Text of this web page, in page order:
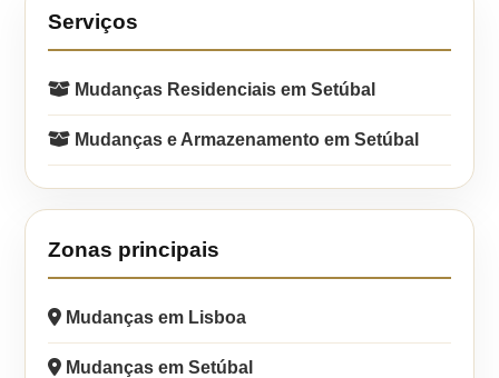
Serviços
Mudanças Residenciais em Setúbal
Mudanças e Armazenamento em Setúbal
Zonas principais
Mudanças em Lisboa
Mudanças em Setúbal